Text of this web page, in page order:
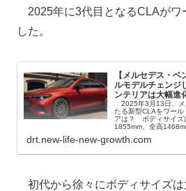
2025年に3代目となるCLAがワ
した。
【メルセデス・
ルモデルチェンジ
ンテリアは大幅進
2025年3月13日、メ
たる新型CLAをワール
アは？ ボディサイズ
1855mm、全高
drt.new-life-new-growth.com
初代から徐々にボディサイズは